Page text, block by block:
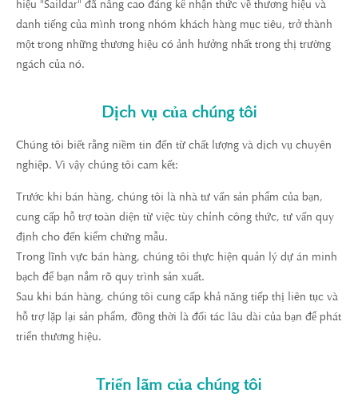
hiệu "Saildar" đã nâng cao đáng kể nhận thức về thương hiệu và
danh tiếng của mình trong nhóm khách hàng mục tiêu, trở thành
một trong những thương hiệu có ảnh hưởng nhất trong thị trường
ngách của nó.
Dịch vụ của chúng tôi
Chúng tôi biết rằng niềm tin đến từ chất lượng và dịch vụ chuyên
nghiệp. Vì vậy chúng tôi cam kết:
Trước khi bán hàng, chúng tôi là nhà tư vấn sản phẩm của bạn,
cung cấp hỗ trợ toàn diện từ việc tùy chỉnh công thức, tư vấn quy
định cho đến kiểm chứng mẫu.
Trong lĩnh vực bán hàng, chúng tôi thực hiện quản lý dự án minh
bạch để bạn nắm rõ quy trình sản xuất.
Sau khi bán hàng, chúng tôi cung cấp khả năng tiếp thị liên tục và
hỗ trợ lặp lại sản phẩm, đồng thời là đối tác lâu dài của bạn để phát
triển thương hiệu.
Triển lãm của chúng tôi